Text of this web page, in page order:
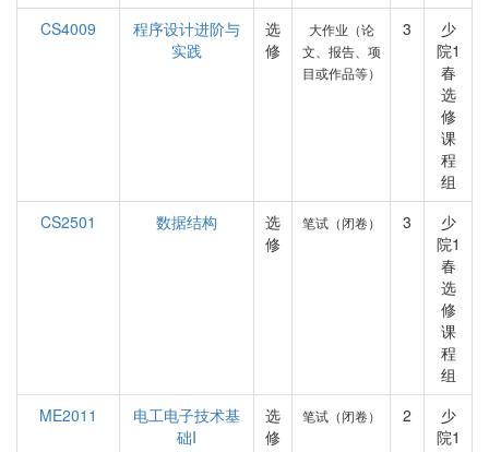
CS4009
程序设计进阶与
实践
选
修
大作业（论
文、报告、项
目或作品等）
3
少
院1
春
选
修
课
程
组
CS2501
数据结构
选
修
笔试（闭卷） 3
少
院1
春
选
修
课
程
组
ME2011
电工电子技术基
础I
选
修
笔试（闭卷） 2
少
院1